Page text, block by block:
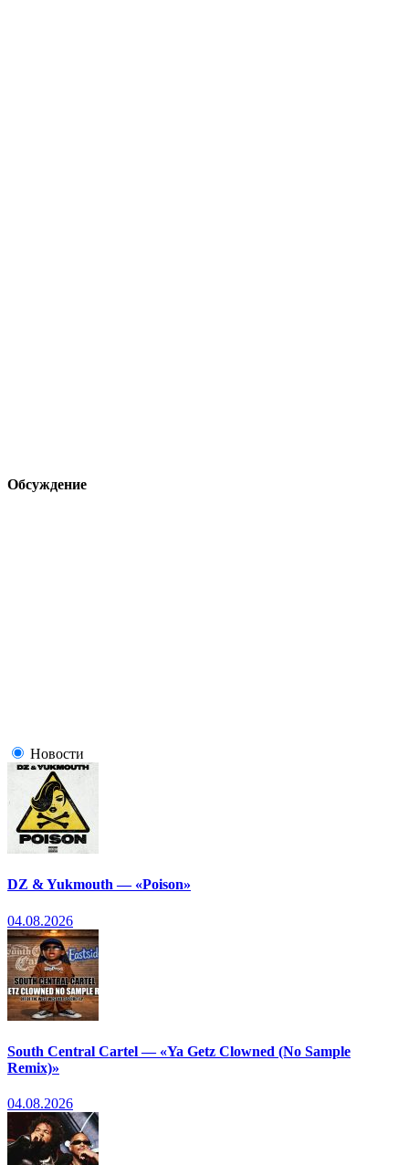
Обсуждение
Новости
DZ & Yukmouth — «Poison»
04.08.2026
South Central Cartel — «Ya Getz Clowned (No Sample
Remix)»
04.08.2026